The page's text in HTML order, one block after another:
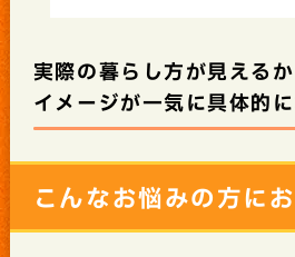
実際の暮らし方が見える
イメージが一気に具体的
こんなお悩みの方に